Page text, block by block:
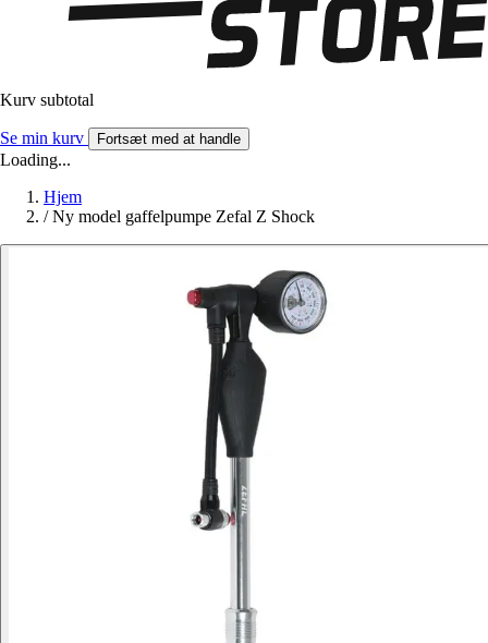
Kurv subtotal
Se min kurv Fortsæt med at handle
Loading...
Hjem
/ Ny model gaffelpumpe Zefal Z Shock